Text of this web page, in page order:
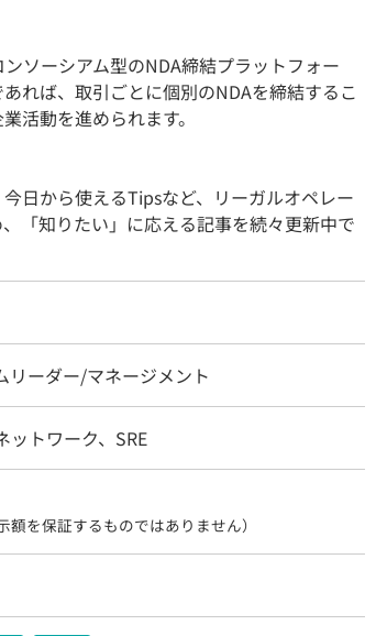
ソーシアム型のNDA締結プラットフォー
れば、取引ごとに個別のNDAを締結するこ
活動を進められます。
日から使えるTipsなど、リーガルオペレー
「知りたい」に応える記事を続々更新中で
リーダー/マネージメント
ットワーク、SRE
額を保証するものではありません）